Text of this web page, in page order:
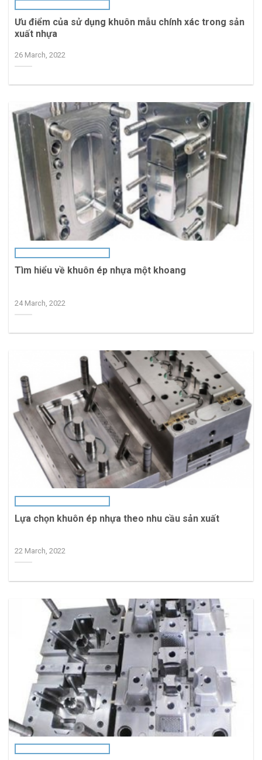
Ưu điểm của sử dụng khuôn mẫu chính xác trong sản
xuất nhựa
26 March, 2022
Tìm hiểu về khuôn ép nhựa một khoang
24 March, 2022
Lựa chọn khuôn ép nhựa theo nhu cầu sản xuất
22 March, 2022